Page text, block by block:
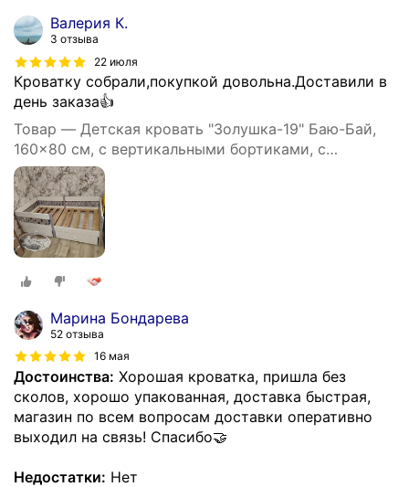
Валерия К.
3 отзыва
22 июля
Кроватку собрали,покупкой довольна.Доставили в
день заказа👍
Товар — Детская кровать "Золушка-19" Баю-Бай,
160x80 см, с вертикальными бортиками, с
ящиками, серо-белая
Марина Бондарева
52 отзыва
16 мая
Достоинства: Хорошая кроватка, пришла без
сколов, хорошо упакованная, доставка быстрая,
магазин по всем вопросам доставки оперативно
выходил на связь! Спасибо🤝
Недостатки: Нет